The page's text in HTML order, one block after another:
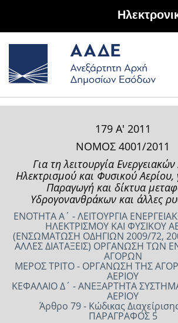
179 Α' 2011
ΝΟΜΟΣ 4001/2011
Για τη λειτουργία
Ηλεκτρισμού και Φυσικού Αερίου,
Παραγωγή και δίκτυα
Υδρογονανθράκων και άλλες
ΕΝΟΤΗΤΑ Α΄ - ΛΕΙΤΟΥΡΓΙΑ
ΗΛΕΚΤΡΙΣΜΟΥ ΚΑΙ ΦΥΣΙΚΟΥ
(ΕΝΣΩΜΑΤΩΣΗ ΟΔΗΓΙΩΝ 2009/72,
ΑΛΛΕΣ ΔΙΑΤΑΞΕΙΣ) ΟΡΓΑΝΩΣΗ ΤΩΝ
ΑΓΟΡΩΝ
ΜΕΡΟΣ ΤΡΙΤΟ - ΟΡΓΑΝΩΣΗ ΤΗΣ
ΑΕΡΙΟΥ
ΚΕΦΑΛΑΙΟ Δ΄ - ΑΝΕΞΑΡΤΗΤΑ
ΑΕΡΙΟΥ
Άρθρο 79 - Κώδικας
ΠΑΡΑΓΡΑΦΟΣ 5